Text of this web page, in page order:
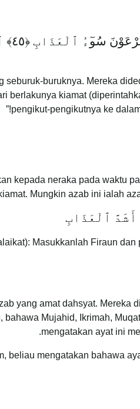
سُو ءُ ٱلْعَذَابِ ﴿٤٥﴾ ٱلنَّارُ يُعْرَضُونَ عَلَيْهَا غُدُوًّا وَعَشِيًّا
buruknya. Mereka
berlakunya kiamat
pengikut-pengikutnya ke
kepada neraka pada waktu
Mungkin azab ini ialah
أَشَدَّ ٱلْعَذَابِ
Masukkanlah Firaun
yang amat dahsyat. Mereka
Mujahid, Ikrimah,
mengatakan ayat ini
beliau mengatakan bahawa